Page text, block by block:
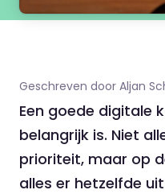
Geschreven door Aljan
Een goede digitale
belangrijk is. Niet
prioriteit, maar op
alles er hetzelfde